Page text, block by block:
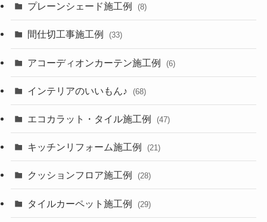
プレーンシェード施工例 (8)
間仕切工事施工例 (33)
アコーディオンカーテン施工例 (6)
インテリアのいいもん♪ (68)
エコカラット・タイル施工例 (47)
キッチンリフォーム施工例 (21)
クッションフロア施工例 (28)
タイルカーペット施工例 (29)